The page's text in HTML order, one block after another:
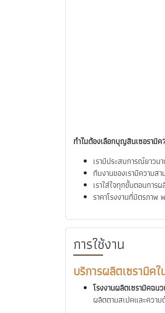
ทำไมต้องเลือกบุญสินเซอรามิค
เรามีประสบการณ์ยาวน
ทีมงานของเรามีความส
เราใส่ใจทุกขั้นตอนการ
ราคาโรงงานที่มิตรภาพ
การใช้งาน
บริการผลิตเซรามิค
โรงงานผลิตเซรามิคฉน
ผลิตตามสเปคและความ